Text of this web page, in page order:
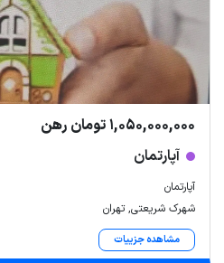
1,050,000,000 تومان رهن
آپارتمان
آپارتمان
شهرک شریعتی, تهران
مشاهده جزییات